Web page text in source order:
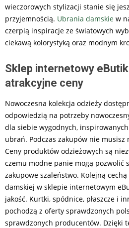
wieczorowych stylizacji stanie się
przyjemnością. Ubrania damskie w
czerpią inspiracje ze światowych
ciekawą kolorystyką oraz modnym
Sklep internetowy
atrakcyjne ceny
Nowoczesna kolekcja odzieży
odpowiedzią na potrzeby
dla siebie wygodnych,
ubrań. Podczas zakupów nie
Ceny produktów odzieżowych są
czemu modne panie mogą pozwolić
zakupowe szaleństwo. Kolejną
damskiej w sklepie internetowym
jakość. Kurtki, spódnice, płaszcze i
pochodzą z oferty sprawdzonych
sprawdzonych producentów. Dzięki